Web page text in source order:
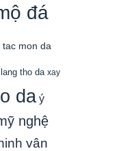
đá
tac mon da
tho da xay
da ý
nghệ
vân